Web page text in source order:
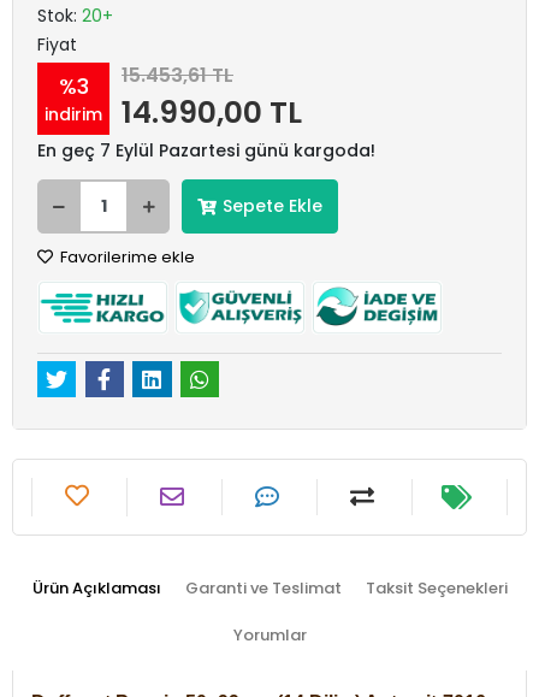
Stok: 20+
Fiyat
%3
indirim
15.453,61 TL
14.990,00 TL
En geç 7 Eylül Pazartesi günü kargoda!
Sepete Ekle
Favorilerime ekle
Ürün Açıklaması Garanti ve Teslimat Taksit Seçenekleri
Yorumlar